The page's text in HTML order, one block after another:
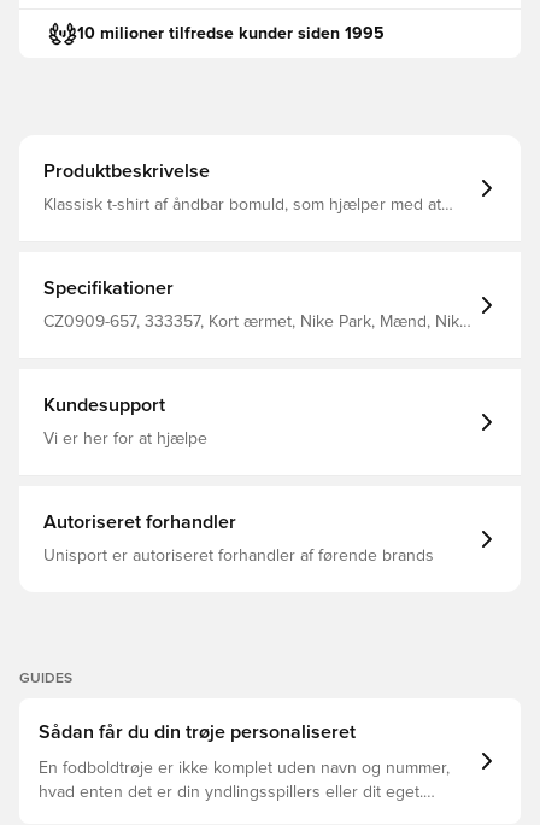
10 milioner tilfredse kunder siden 1995
Produktbeskrivelse
Klassisk t-shirt af åndbar bomuld, som hjælper med at
Specifikationer
CZ0909-657, 333357, Kort ærmet, Nike Park, Mænd, Nike,
Kundesupport
Vi er her for at hjælpe
Autoriseret forhandler
Unisport er autoriseret forhandler af førende brands
GUIDES
Sådan får du din trøje personaliseret
En fodboldtrøje er ikke komplet uden navn og nummer,
hvad enten det er din yndlingsspillers eller dit eget.